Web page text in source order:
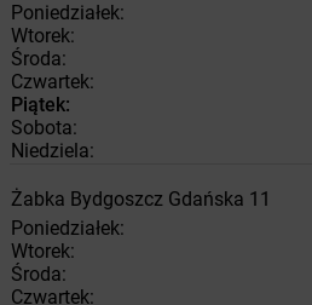
Poniedziałek:
Wtorek:
Środa:
Czwartek:
Piątek:
Sobota:
Niedziela:
Żabka Bydgoszcz Gdańska 11
Poniedziałek:
Wtorek:
Środa:
Czwartek: